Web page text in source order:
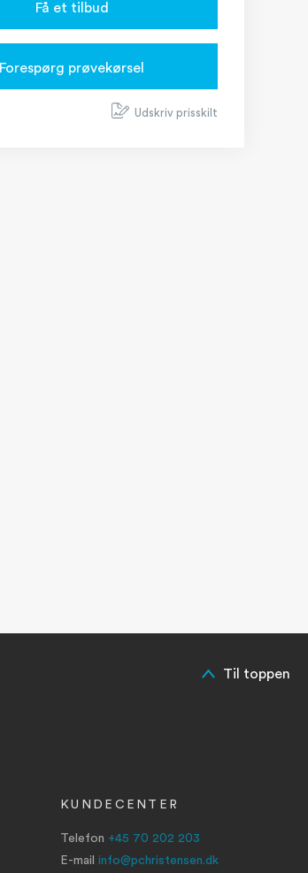
Få et tilbud
Forespørg prøvekørsel
Udskriv prisskilt
KUNDECENTER
Telefon +45 70 202 203
E-mail info@pchristensen.dk
Til toppen